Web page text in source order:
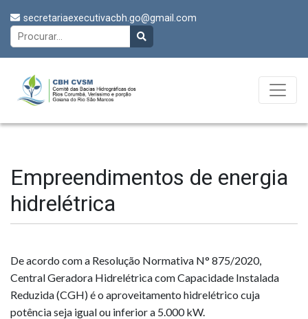
secretariaexecutivacbh.go@gmail.com
Empreendimentos de energia
hidrelétrica
De acordo com a Resolução Normativa N° 875/2020,
Central Geradora Hidrelétrica com Capacidade Instalada
Reduzida (CGH) é o aproveitamento hidrelétrico cuja
potência seja igual ou inferior a 5.000 kW.